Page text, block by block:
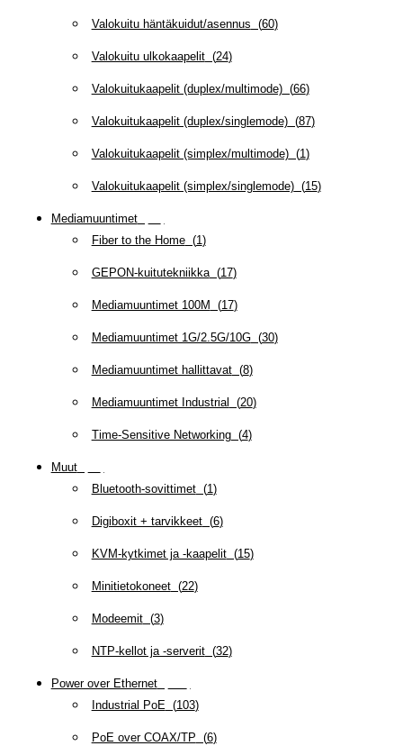
Valokuitu häntäkuidut/asennus (60)
Valokuitu ulkokaapelit(24)
Valokuitukaapelit (duplex/multimode)(66)
Valokuitukaapelit (duplex/singlemode)(87)
Valokuitukaapelit (simplex/multimode)(1)
Valokuitukaapelit (simplex/singlemode)(15)
Mediamuuntimet(
Fiber to the Home(1)
GEPON-kuitutekniikka(17)
Mediamuuntimet 100M (17)
Mediamuuntimet 1G/2.5G/10G(30)
Mediamuuntimet hallittavat(8)
Mediamuuntimet Industrial (20)
Time-Sensitive Networking(4)
Muut(
Bluetooth-sovittimet(1)
Digiboxit + tarvikkeet(6)
KVM-kytkimet ja -kaapelit(15)
Minitietokoneet(22)
Modeemit(3)
NTP-kellot ja -serverit(32)
Power over Ethernet(
Industrial PoE(103)
PoE over COAX/TP (6)